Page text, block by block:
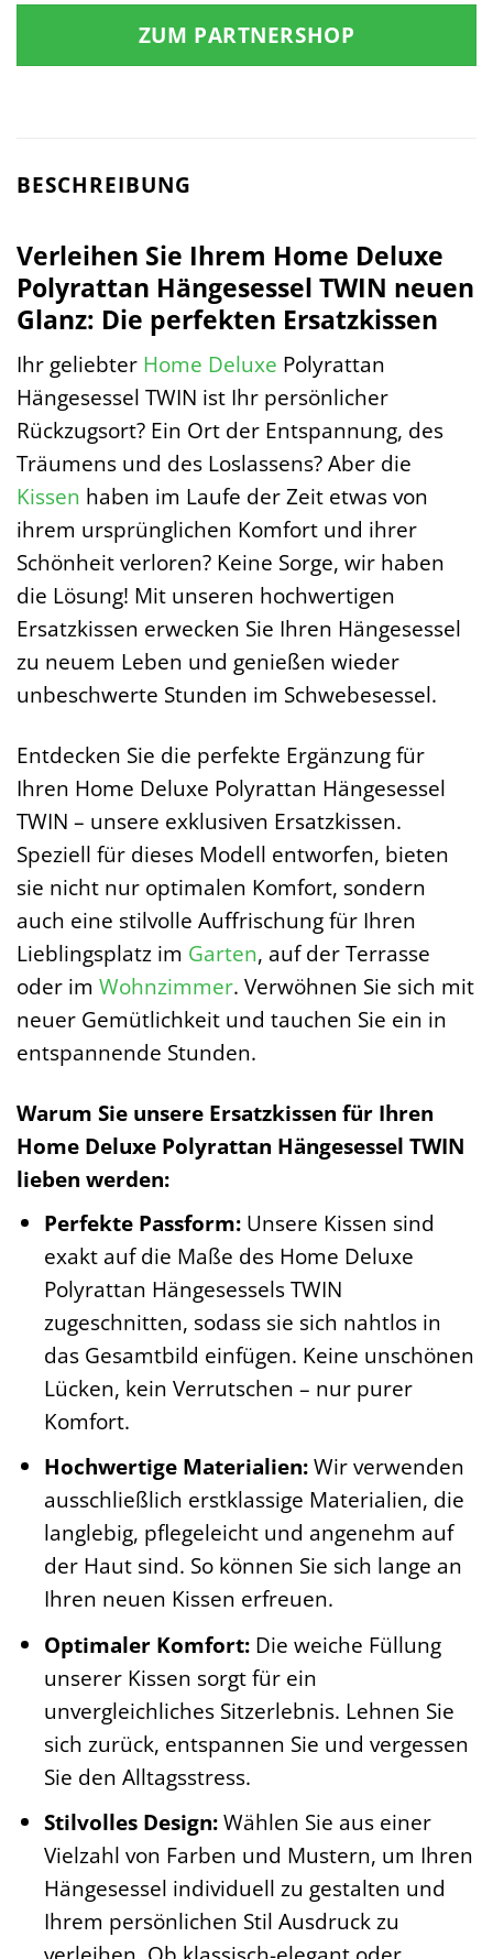
ZUM PARTNERSHOP
BESCHREIBUNG
Verleihen Sie Ihrem Home Deluxe
Polyrattan Hängesessel TWIN neuen
Glanz: Die perfekten Ersatzkissen
Ihr geliebter Home Deluxe Polyrattan
Hängesessel TWIN ist Ihr persönlicher
Rückzugsort? Ein Ort der Entspannung, des
Träumens und des Loslassens? Aber die
Kissen haben im Laufe der Zeit etwas von
ihrem ursprünglichen Komfort und ihrer
Schönheit verloren? Keine Sorge, wir haben
die Lösung! Mit unseren hochwertigen
Ersatzkissen erwecken Sie Ihren Hängesessel
zu neuem Leben und genießen wieder
unbeschwerte Stunden im Schwebesessel.
Entdecken Sie die perfekte Ergänzung für
Ihren Home Deluxe Polyrattan Hängesessel
TWIN – unsere exklusiven Ersatzkissen.
Speziell für dieses Modell entworfen, bieten
sie nicht nur optimalen Komfort, sondern
auch eine stilvolle Auffrischung für Ihren
Lieblingsplatz im Garten, auf der Terrasse
oder im Wohnzimmer. Verwöhnen Sie sich mit
neuer Gemütlichkeit und tauchen Sie ein in
entspannende Stunden.
Warum Sie unsere Ersatzkissen für Ihren
Home Deluxe Polyrattan Hängesessel TWIN
lieben werden:
Perfekte Passform:Unsere Kissen sind
exakt auf die Maße des Home Deluxe
Polyrattan Hängesessels TWIN
zugeschnitten, sodass sie sich nahtlos in
das Gesamtbild einfügen. Keine unschönen
Lücken, kein Verrutschen – nur purer
Komfort.
Hochwertige Materialien:Wir verwenden
ausschließlich erstklassige Materialien, die
langlebig, pflegeleicht und angenehm auf
der Haut sind. So können Sie sich lange an
Ihren neuen Kissen erfreuen.
Optimaler Komfort:Die weiche Füllung
unserer Kissen sorgt für ein
unvergleichliches Sitzerlebnis. Lehnen Sie
sich zurück, entspannen Sie und vergessen
Sie den Alltagsstress.
Stilvolles Design:Wählen Sie aus einer
Vielzahl von Farben und Mustern, um Ihren
Hängesessel individuell zu gestalten und
Ihrem persönlichen Stil Ausdruck zu